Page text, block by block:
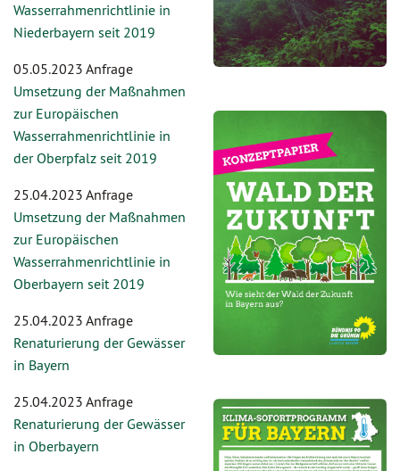
Wasserrahmenrichtlinie in
Niederbayern seit 2019
05.05.2023 Anfrage
Umsetzung der Maßnahmen
zur Europäischen
Wasserrahmenrichtlinie in
der Oberpfalz seit 2019
25.04.2023 Anfrage
Umsetzung der Maßnahmen
zur Europäischen
Wasserrahmenrichtlinie in
Oberbayern seit 2019
25.04.2023 Anfrage
Renaturierung der Gewässer
in Bayern
25.04.2023 Anfrage
Renaturierung der Gewässer
in Oberbayern